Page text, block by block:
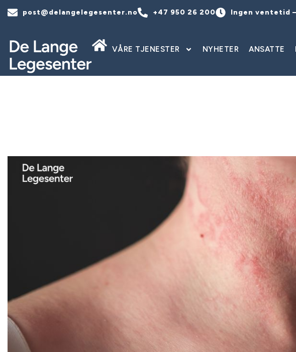
post@delangelegesenter.no +47 950 26 200 Ingen ventetid
VÅRE TJENESTER NYHETER ANSATTE